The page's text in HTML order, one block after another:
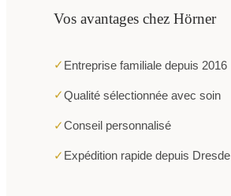
Vos avantages chez Hörner
✓ Entreprise familiale depuis 2016
✓Qualité sélectionnée avec soin
✓Conseil personnalisé
✓ Expédition rapide depuis Dresde